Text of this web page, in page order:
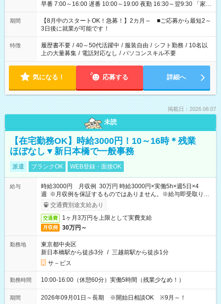
早番 7:00～16:00 遅番 10:00～19:00 夜勤 16:30～翌9:30 「家族
と休みを合わせたい」 「余裕を持って夕飯の準備がしたい」
「できれば残業はしたくない」 など、ご希望を教えてください
ね。 ※Wワーク希望の方へ 今ご覧のお仕事で希望する勤務時間
と、もう1つのお仕事の勤務時間。 合計で週40時間を超える場
合は応募できません。
期間
【8月中のスタートOK！急募！】2カ月～ ■ご応募から最短2～
3日後に就業が可能です！
特徴 履歴書不要 / 40～50代活躍中 / 服装自由 / シフト勤務 / 10名以
上の大量募集 / 電話対応なし / パソコンスキル不要
気になる！ 応募する 詳細へ
掲載日：2026.08.07
未読
【在宅勤務OK】時給3000円！10～16時＊残業
ほぼなし▼新日本橋で一般事務
派遣 ブランクOK WEB登録・面接OK
給与
時給3000円 月収例 30万円 時給3000円×実働5h×週5日×4
週 ※月収例を保証するものではありません。※給与即受取りサ
ービス利用可（利用条件有）
交通費別途支給あり
交通費 1ヶ月3万円を上限として実費支給
月収例 30万円～
勤務地
東京都中央区
新日本橋駅から徒歩3分 / 三越前駅から徒歩1分
サ－ビス
勤務時間 10:00-16:00（休憩60分）実働5時間（残業少なめ！）
期間 2026年09月01日～長期 ※開始日相談OK ※9月～！